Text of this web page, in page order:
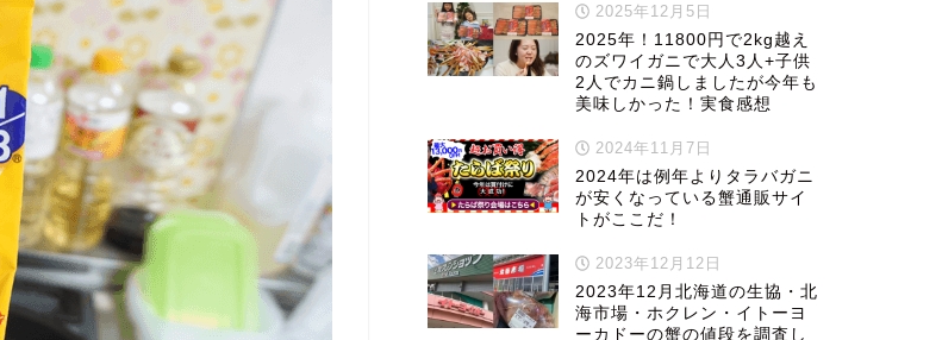
2025年12月5日
2025年！11800円で2kg越え
のズワイガニで大人3人+子供
2人でカニ鍋しましたが今年も
美味しかった！実食感想
2024年11月7日
2024年は例年よりタラバガニ
が安くなっている蟹通販サイ
トがここだ！
2023年12月12日
2023年12月北海道の生協・北
海市場・ホクレン・イトーヨ
ーカドーの蟹の値段を調査し